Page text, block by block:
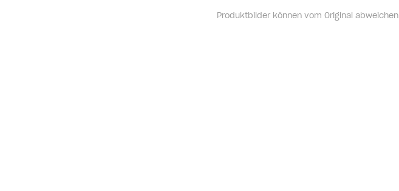
Produktbilder können vom Original abweichen